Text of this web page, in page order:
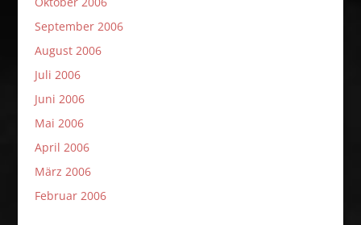
September 2006
August 2006
Juli 2006
Juni 2006
Mai 2006
April 2006
März 2006
Februar 2006